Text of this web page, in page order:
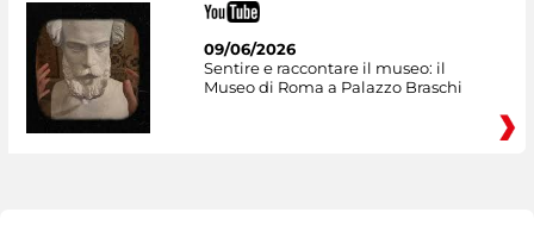
09/06/2026
Sentire e raccontare il museo: il
Museo di Roma a Palazzo Braschi